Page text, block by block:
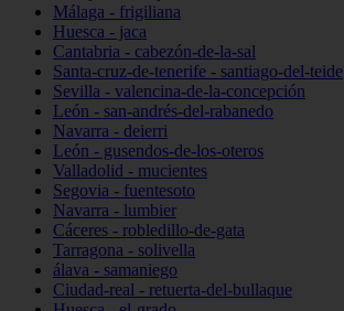
Málaga - frigiliana
Huesca - jaca
Cantabria - cabezón-de-la-sal
Santa-cruz-de-tenerife - santiago-del-teide
Sevilla - valencina-de-la-concepción
León - san-andrés-del-rabanedo
Navarra - deierri
León - gusendos-de-los-oteros
Valladolid - mucientes
Segovia - fuentesoto
Navarra - lumbier
Cáceres - robledillo-de-gata
Tarragona - solivella
álava - samaniego
Ciudad-real - retuerta-del-bullaque